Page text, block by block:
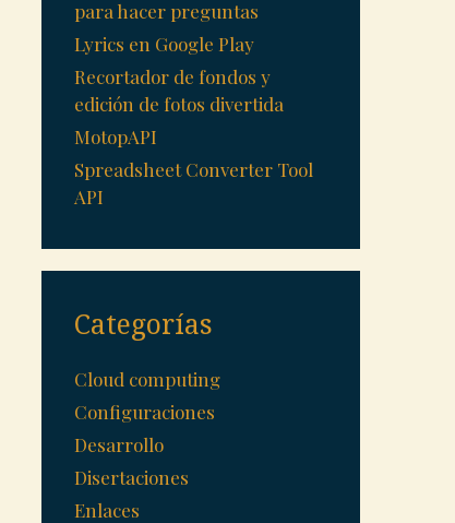
para hacer preguntas
Lyrics en Google Play
Recortador de fondos y
edición de fotos divertida
MotopAPI
Spreadsheet Converter Tool
API
Categorías
Cloud computing
Configuraciones
Desarrollo
Disertaciones
Enlaces